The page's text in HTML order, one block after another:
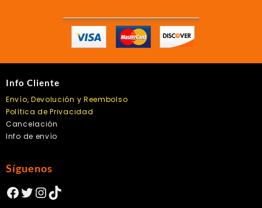
Info Cliente
Envío, Devolución y Reembolso
Política de Privacidad
Cancelación
Info de envío
Síguenos
Facebook
Twitter
Instagram
TikTok